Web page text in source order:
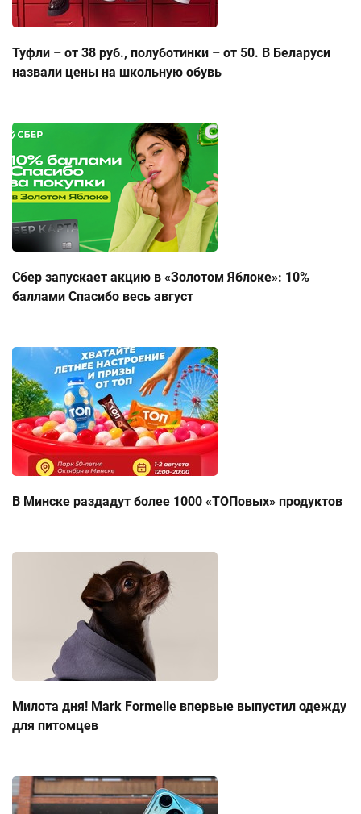
Туфли – от 38 руб., полуботинки – от 50. В Беларуси
назвали цены на школьную обувь
Сбер запускает акцию в «Золотом Яблоке»: 10%
баллами Спасибо весь август
В Минске раздадут более 1000 «ТОПовых» продуктов
Милота дня! Mark Formelle впервые выпустил одежду
для питомцев